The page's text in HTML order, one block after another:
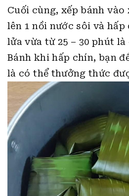
Cuối cùng, xếp bánh
lên 1 nồi nước sôi và hấp
lửa vừa từ 25 – 30 phút là
Bánh khi hấp chín, bạn
là có thể thưởng thức